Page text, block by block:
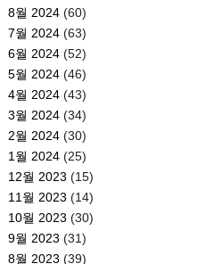
8월 2024(60)
7월 2024(63)
6월 2024(52)
5월 2024(46)
4월 2024(43)
3월 2024(34)
2월 2024(30)
1월 2024(25)
12월 2023 (15)
11월 2023 (14)
10월 2023 (30)
9월 2023 (31)
8월 2023 (39)